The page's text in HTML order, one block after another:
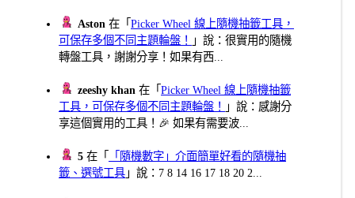
Aston 在「Picker Wheel 線上隨機抽籤工具，
可保存多個不同主題輪盤！
」說：很實用的隨機
轉盤工具，謝謝分享！如果有西...
zeeshy khan 在「Picker Wheel 線上隨機抽籤
工具，可保存多個不同主題輪盤！
」說：感謝分
享這個實用的工具！🎉 如果有需要波...
5 在「
「隨機數字」介面簡單好看的隨機抽
籤、選號工具 」說：7 8 14 16 17 18 20 2...